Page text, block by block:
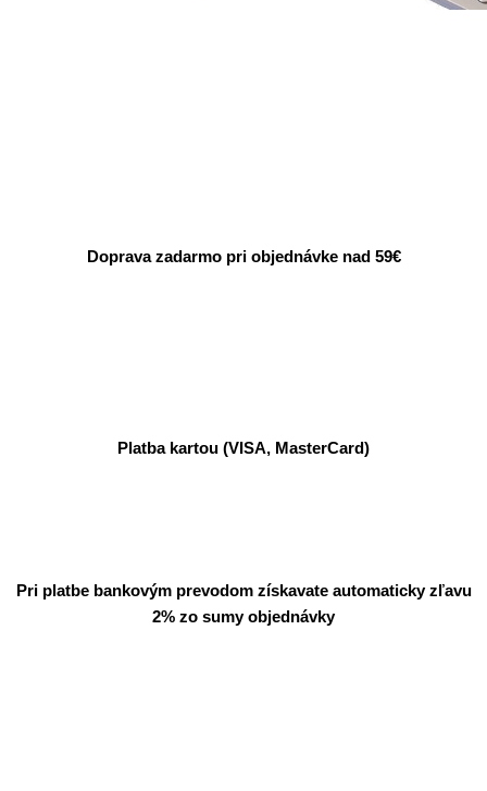
Doprava zadarmo pri objednávke nad 59€
Platba kartou (VISA, MasterCard)
Pri platbe bankovým prevodom získavate automaticky zľavu
2% zo sumy objednávky